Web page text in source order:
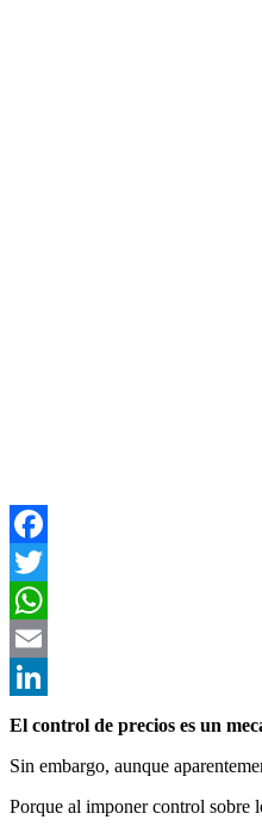
Facebook
Twitter
WhatsApp
Email
LinkedIn
El control de precios es un
Sin embargo, aunque
Porque al imponer control sobre